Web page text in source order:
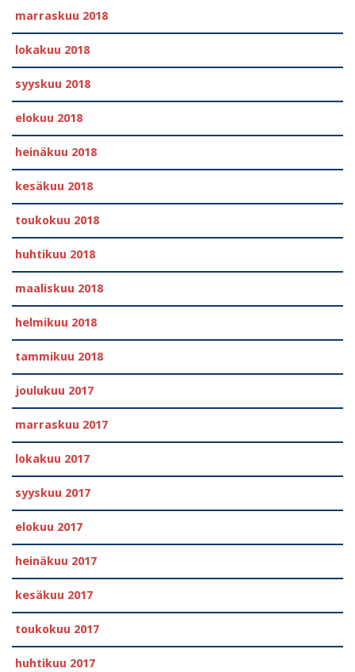
marraskuu 2018
lokakuu 2018
syyskuu 2018
elokuu 2018
heinäkuu 2018
kesäkuu 2018
toukokuu 2018
huhtikuu 2018
maaliskuu 2018
helmikuu 2018
tammikuu 2018
joulukuu 2017
marraskuu 2017
lokakuu 2017
syyskuu 2017
elokuu 2017
heinäkuu 2017
kesäkuu 2017
toukokuu 2017
huhtikuu 2017